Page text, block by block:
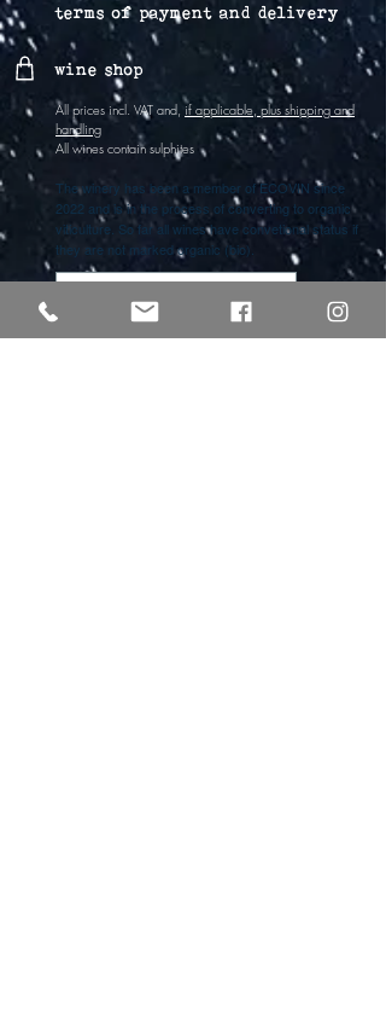
terms of payment and delivery
wine shop
All prices incl. VAT and, if applicable, plus shipping and
handling
All wines contain sulphites
The winery has been a member of ECOVIN since
2022 and is in the process of converting to organic
viticulture. So far all wines have convetional status if
they are not marked organic (bio).
Vertrag widerrufen